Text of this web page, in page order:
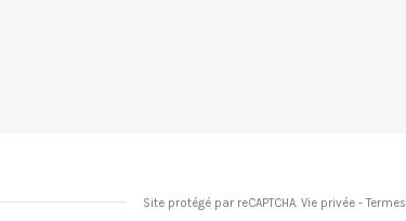
Site protégé par reCAPTCHA.Vie privée -Termes